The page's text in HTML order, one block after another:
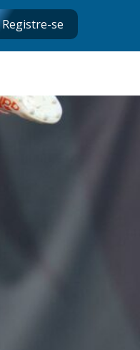
Registre-se